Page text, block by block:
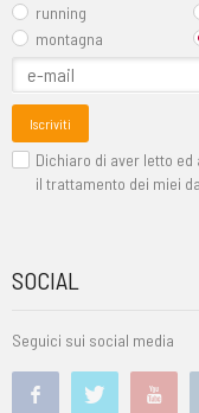
running
montagna
Iscriviti
Dichiaro di aver letto
il trattamento dei miei
SOCIAL
Seguici sui social media